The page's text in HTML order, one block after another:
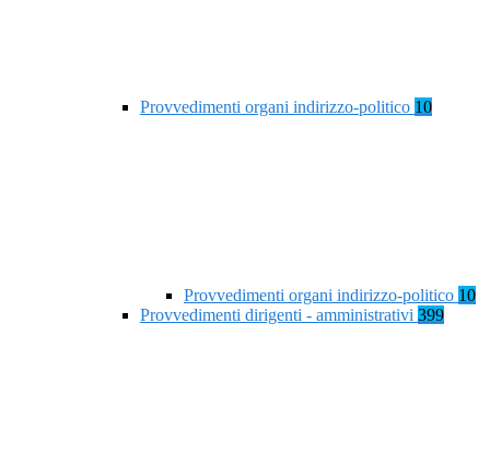
Provvedimenti organi indirizzo-politico 10
Provvedimenti organi indirizzo-politico 10
Provvedimenti dirigenti - amministrativi 399